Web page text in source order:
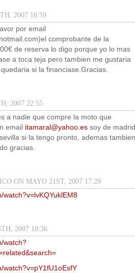
2007 16:59
por email
comprobante de la
de reserva lo digo porque yo lo mas
a toca teja pero tambien me gustaria
si la financiase.Gracias.
2007 22:55
a nadie que compre la moto que
email itamaral@yahoo.es soy de madrid
si la tengo pronto, ademas tambien
gracias.
ON MAYO 21ST, 2007 17:29
watch?v=lvKQYuklEM8
2007 18:36
watch?
watch?v=pY1fU1oEsfY